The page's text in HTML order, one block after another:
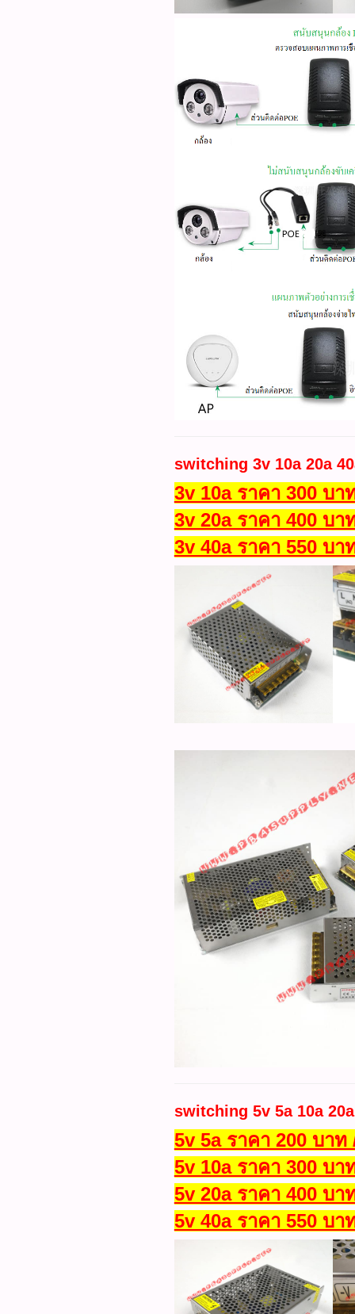
switching 3v 10a 20a
3v 10a ราคา 300 บา
3v 20a ราคา 400 บา
3v 40a ราคา 550 บา
switching 5v 5a 10a
5v 5a ราคา 200 บาท
5v 10a ราคา 300 บา
5v 20a ราคา 400 บา
5v 40a ราคา 550 บา